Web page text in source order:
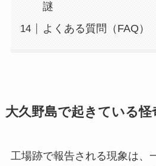
謎
よくある質問（FAQ）
大久野島で起きている怪
工場跡で報告される現象は、